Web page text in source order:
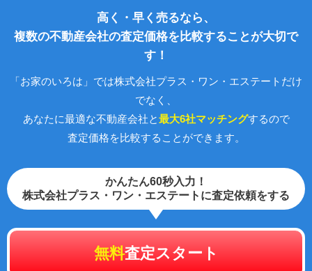
高く・早く売るなら、
複数の不動産会社の査定価格を比較することが大切で
す！
「お家のいろは」では株式会社プラス・ワン・エステートだけ
でなく、
あなたに最適な不動産会社と最大6社マッチングするので
査定価格を比較することができます。
かんたん60秒入力！
株式会社プラス・ワン・エステートに査定依頼をする
無料査定スタート